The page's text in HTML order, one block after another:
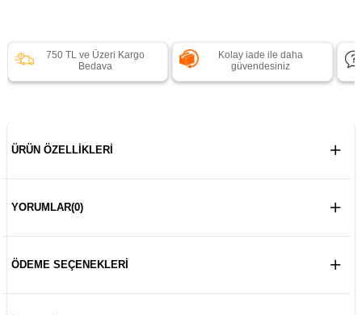
750 TL ve Üzeri Kargo
Bedava
Kolay iade ile daha
güvendesiniz
ÜRÜN ÖZELLIKLERI
YORUMLAR(0)
ÖDEME SEÇENEKLERI